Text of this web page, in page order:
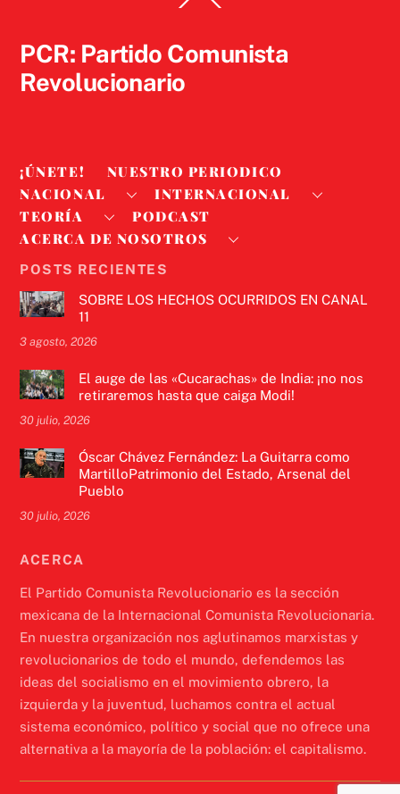
To
PCR: Partido Comunista
Revolucionario
¡ÚNETE!
NUESTRO PERIODICO
NACIONAL
INTERNACIONAL
TEORÍA
PODCAST
ACERCA DE NOSOTROS
POSTS RECIENTES
SOBRE LOS HECHOS OCURRIDOS EN CANAL
11
3 agosto, 2026
El auge de las «Cucarachas» de India: ¡no nos
retiraremos hasta que caiga Modi!
30 julio, 2026
Óscar Chávez Fernández: La Guitarra como
MartilloPatrimonio del Estado, Arsenal del
Pueblo
30 julio, 2026
ACERCA
El Partido Comunista Revolucionario es la sección
mexicana de la Internacional Comunista Revolucionaria.
En nuestra organización nos aglutinamos marxistas y
revolucionarios de todo el mundo, defendemos las
ideas del socialismo en el movimiento obrero, la
izquierda y la juventud, luchamos contra el actual
sistema económico, político y social que no ofrece una
alternativa a la mayoría de la población: el capitalismo.